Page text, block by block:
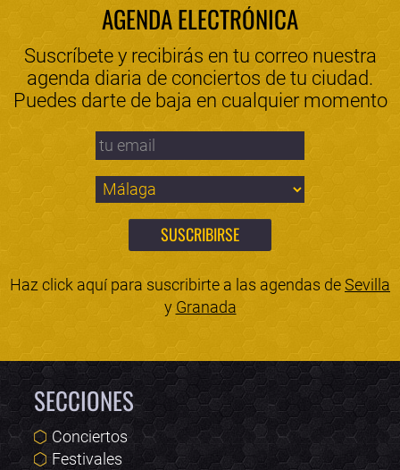
AGENDA ELECTRÓNICA
Suscríbete y recibirás en tu correo nuestra
agenda diaria de conciertos de tu ciudad.
Puedes darte de baja en cualquier momento
Haz click aquí para suscribirte a las agendas deSevilla
y Granada
SECCIONES
Conciertos
Festivales